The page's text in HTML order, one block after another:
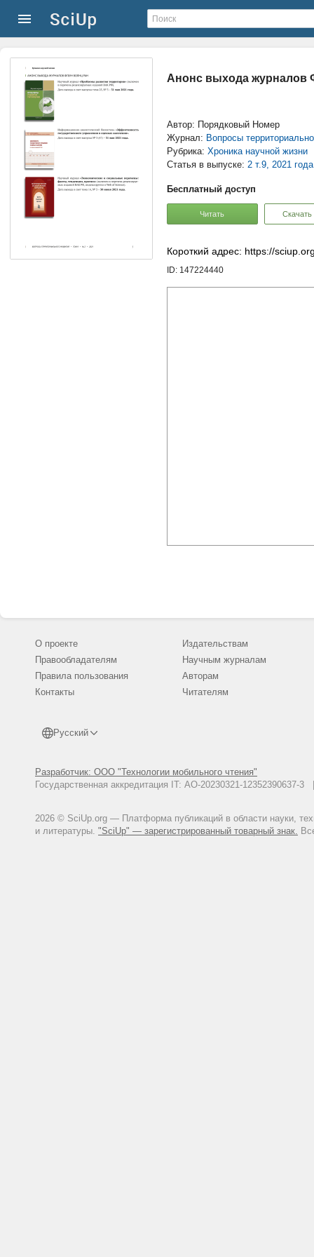
Анонс выхода
Автор: Порядковый Номер
Журнал: Вопросы
Рубрика: Хроника научной жизни
Статья в выпуске: 2 т.9, 2021
Бесплатный доступ
Читать Скачать
Короткий адрес: https://
ID: 147224440
О проекте
Правообладателям
Правила пользования
Контакты
Русский
Разработчик: ООО "Технологии мобильного чтения"
Государственная аккредитация IT: АО-20230321-
2026 © SciUp.org — Платформа публикаций в области науки,
и литературы. "SciUp" — зарегистрированный товарный знак.
Издательствам
Научным журналам
Авторам
Читателям